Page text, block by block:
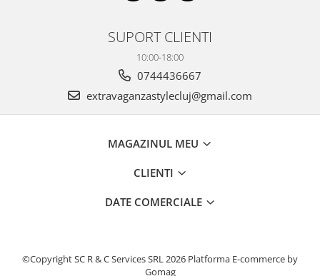
SUPORT CLIENTI
10:00-18:00
0744436667
extravaganzastylecluj@gmail.com
MAGAZINUL MEU
CLIENTI
DATE COMERCIALE
©Copyright SC R & C Services SRL 2026 Platforma E-commerce by
Gomag